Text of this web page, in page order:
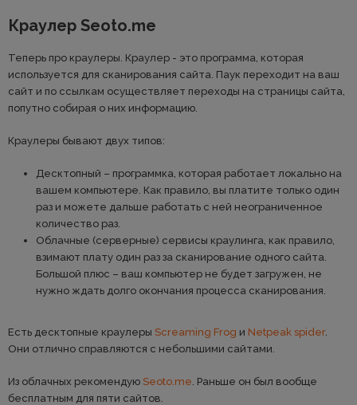
Краулер Seoto.me
Теперь про краулеры. Краулер - это программа, которая
используется для сканирования сайта. Паук переходит на ваш
сайт и по ссылкам осуществляет переходы на страницы сайта,
попутно собирая о них информацию.
Краулеры бывают двух типов:
Десктопный – программка, которая работает локально на
вашем компьютере. Как правило, вы платите только один
раз и можете дальше работать с ней неограниченное
количество раз.
Облачные (серверные) сервисы краулинга, как правило,
взимают плату один раз за сканирование одного сайта.
Большой плюс – ваш компьютер не будет загружен, не
нужно ждать долго окончания процесса сканирования.
Есть десктопные краулеры Screaming Frog и Netpeak spider.
Они отлично справляются с небольшими сайтами.
Из облачных рекомендую Seoto.me . Раньше он был вообще
бесплатным для пяти сайтов.